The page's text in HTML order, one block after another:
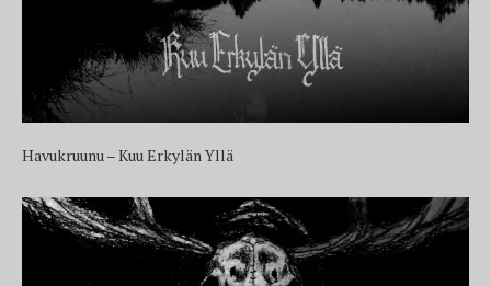
Havukruunu – Kuu Erkylän Yllä